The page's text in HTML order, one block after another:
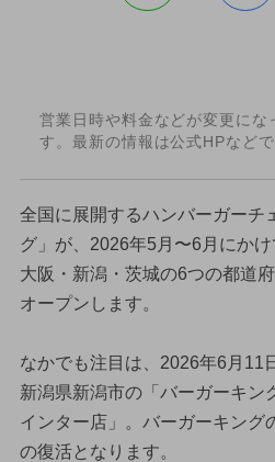
営業日時や料金などが変更にな
す。最新の情報は公式HPなど
全国に展開するハンバーガーチ
グ」が、2026年5月〜6月にか
大阪・新潟・茨城の6つの都道
オープンします。
なかでも注目は、2026年6月11
新潟県新潟市の「バーガーキン
インター店」。バーガーキング
の復活となります。